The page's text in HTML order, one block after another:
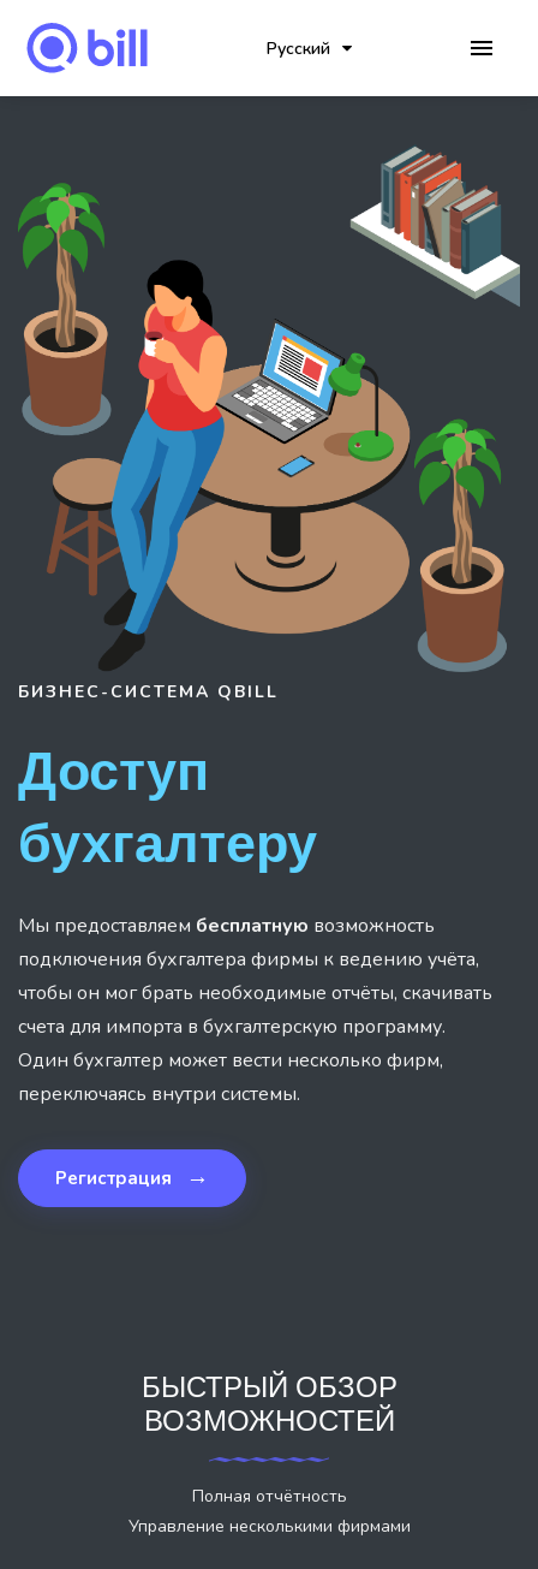
Русский
БИЗНЕС-СИСТЕМА QBILL
Доступ
бухгалтеру
Мы предоставляем бесплатную возможность
подключения бухгалтера фирмы к ведению учёта,
чтобы он мог брать необходимые отчёты, скачивать
счета для импорта в бухгалтерскую программу.
Один бухгалтер может вести несколько фирм,
переключаясь внутри системы.
Регистрация →
БЫСТРЫЙ ОБЗОР
ВОЗМОЖНОСТЕЙ
Полная отчётность
Управление несколькими фирмами